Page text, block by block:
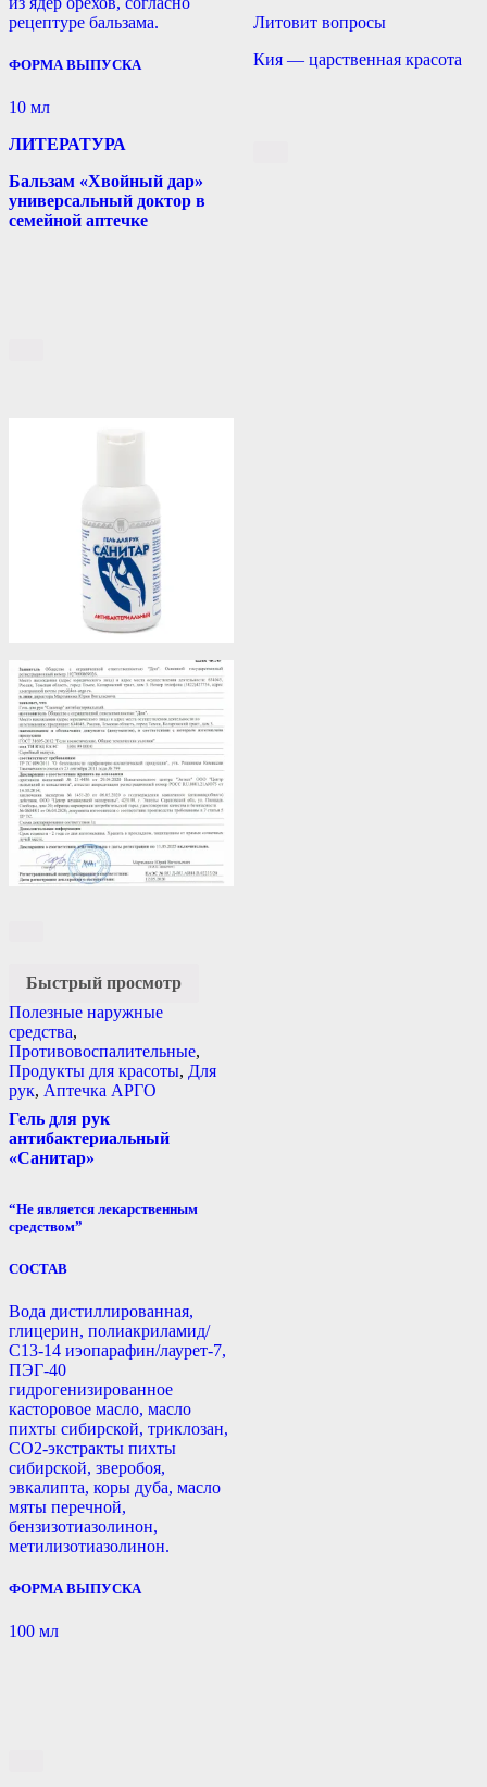
рецептуре бальзама.
ФОРМА ВЫПУСКА
10 мл
ЛИТЕРАТУРА
Бальзам «Хвойный дар»
универсальный доктор в
семейной аптечке
Литовит вопросы
Кия — царственная красота
Быстрый просмотр
Полезные наружные
средства,
Противовоспалительные,
Продукты для красоты, Для
рук, Аптечка АРГО
Гель для рук
антибактериальный
«Санитар»
“Не является лекарственным
средством”
СОСТАВ
Вода дистиллированная,
глицерин, полиакриламид/
С13-14 иэопарафин/лаурет-7,
ПЭГ-40
гидрогенизированное
касторовое масло, масло
пихты сибирской, триклозан,
СО2-экстракты пихты
сибирской, зверобоя,
эвкалипта, коры дуба, масло
мяты перечной,
бензизотиазолинон,
метилизотиазолинон.
ФОРМА ВЫПУСКА
100 мл